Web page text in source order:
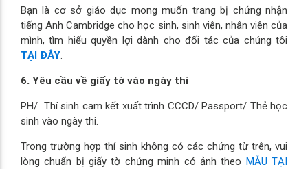
Bạn là cơ sở giáo dục mong muốn trang bị chứng nhận
tiếng Anh Cambridge cho học sinh, sinh viên, nhân viên của
mình, tìm hiểu quyền lợi dành cho đối tác của chúng tôi
TẠI ĐÂY.
6. Yêu cầu về giấy tờ vào ngày thi
PH/ Thí sinh cam kết xuất trình CCCD/ Passport/ Thẻ học
sinh vào ngày thi.
Trong trường hợp thí sinh không có các chứng từ trên, vui
lòng chuẩn bị giấy tờ chứng minh có ảnh theo MẪU TẠI